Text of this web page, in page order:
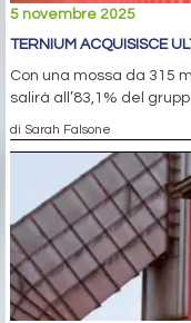
5 novembre 2025
TERNIUM ACQUISISCE
Con una mossa da 315
salirà all’83,1% del
di Sarah Falsone